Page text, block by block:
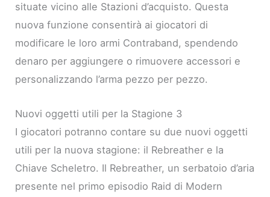
situate vicino alle Stazioni d’acquisto. Questa
nuova funzione consentirà ai giocatori di
modificare le loro armi Contraband, spendendo
denaro per aggiungere o rimuovere accessori e
personalizzando l’arma pezzo per pezzo.
Nuovi oggetti utili per la Stagione 3
I giocatori potranno contare su due nuovi oggetti
utili per la nuova stagione: il Rebreather e la
Chiave Scheletro. Il Rebreather, un serbatoio d’aria
presente nel primo episodio Raid di Modern